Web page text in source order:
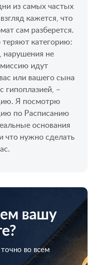
из самых частых
кажется, что
сам разберется.
теряют категорию:
нарушения не
идут
или вашего сына
гипоплазией, –
Я посмотрю
по Расписанию
основания
что нужно сделать
вашу
во всем